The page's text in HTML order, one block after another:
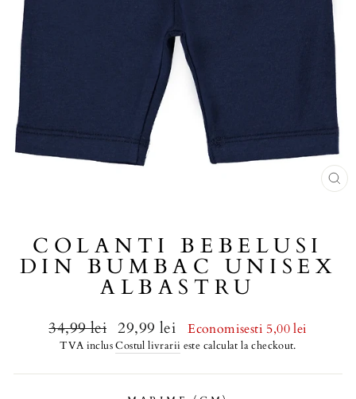
COLANTI BEBELUSI
DIN BUMBAC UNISEX
ALBASTRU
Regular
price
34,99 lei
Sale
price
29,99 lei Economisesti 5,00 lei
TVA inclusCostul livrarii este calculat la checkout.